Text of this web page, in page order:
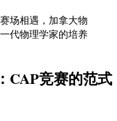
场相遇，加拿大物
代物理学家的培养
CAP竞赛的范式